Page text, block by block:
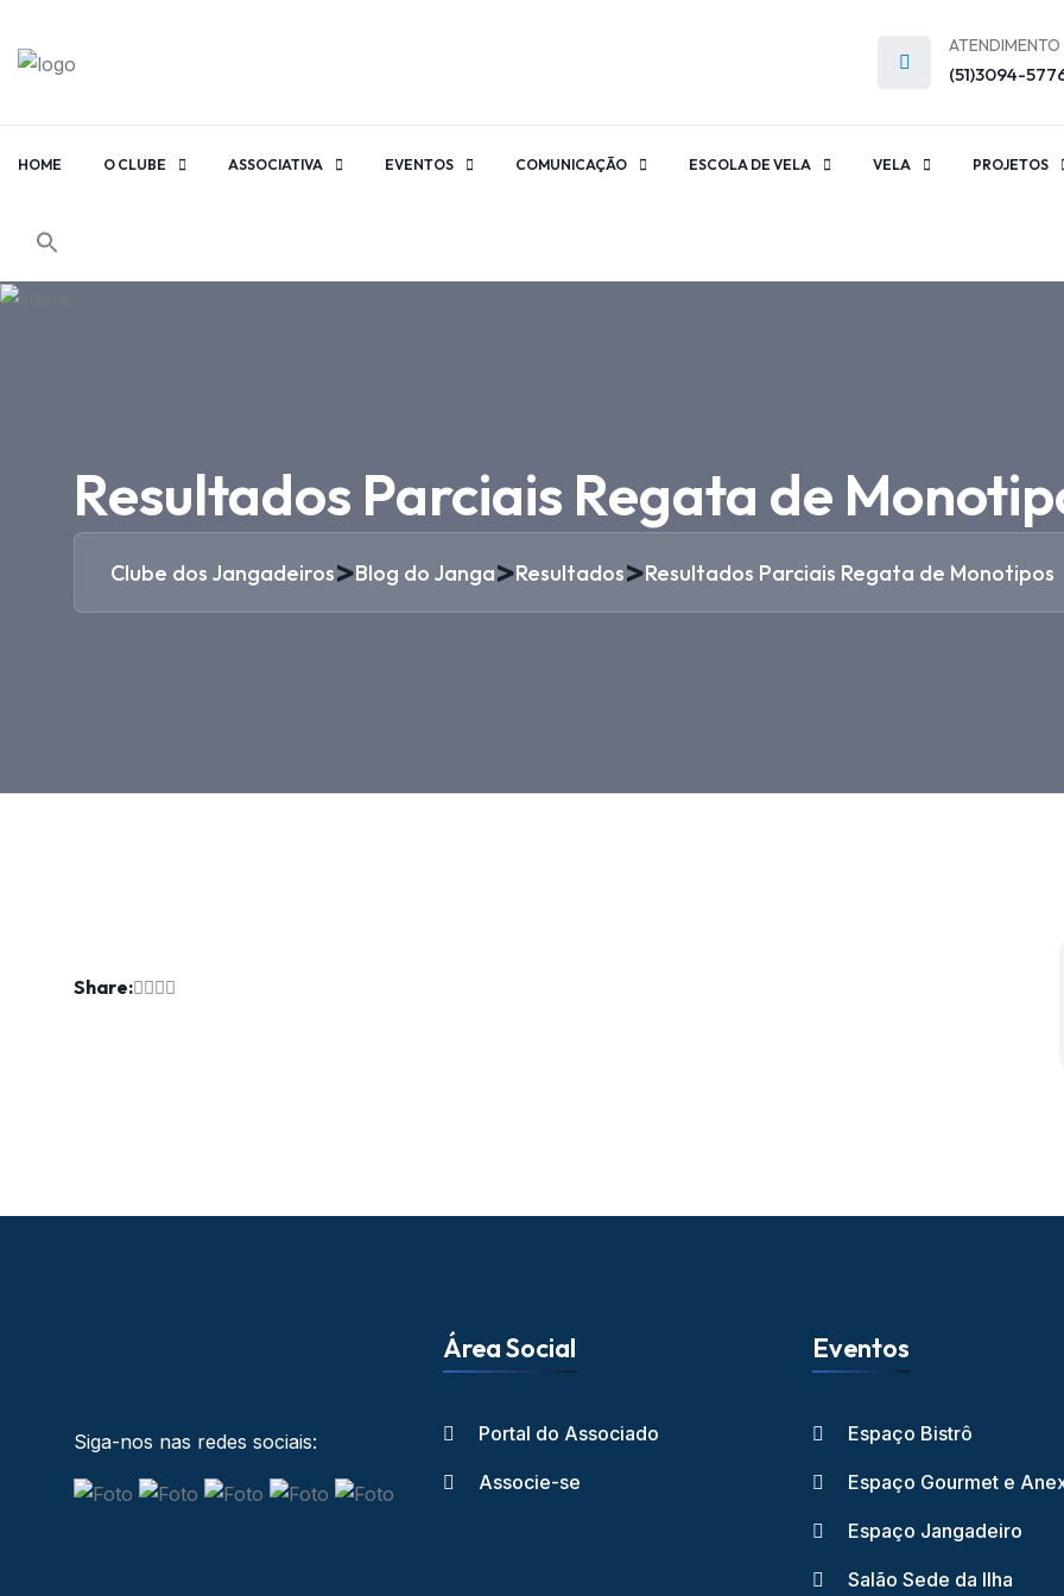
ATENDIMENTO
(51)3094-
HOME O CLUBE ASSOCIATIVA EVENTOS COMUNICAÇÃO ESCOLA DE VELA VELA PROJETOS
Resultados Parciais Regata de
Clube dos Jangadeiros>Blog do Janga>Resultados>Resultados Parciais Regata de Monotipos
Share:
Siga-nos nas redes sociais:
Área Social
Portal do Associado
Associe-se
Eventos
Espaço Bistrô
Espaço Gourmet e
Espaço Jangadeiro
Salão Sede da Ilha